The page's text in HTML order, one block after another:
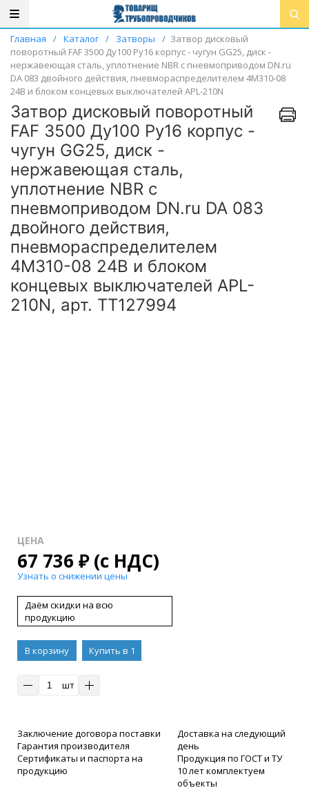
Главная / Каталог / Затворы / Затвор дисковый
поворотный FAF 3500 Ду100 Ру16 корпус - чугун GG25, диск -
нержавеющая сталь, уплотнение NBR с пневмоприводом DN.ru
DA 083 двойного действия, пневмораспределителем 4M310-08
24В и блоком концевых выключателей APL-210N
Затвор дисковый поворотный
FAF 3500 Ду100 Ру16 корпус -
чугун GG25, диск -
нержавеющая сталь,
уплотнение NBR с
пневмоприводом DN.ru DA 083
двойного действия,
пневмораспределителем
4M310-08 24В и блоком
концевых выключателей APL-
210N, арт. ТТ127994
ЦЕНА
67 736 ₽(с НДС)
Узнать о снижении цены
Даём скидки на всю
продукцию
В корзину
Купить в 1
шт
Заключение договора поставки
Гарантия производителя
Сертификаты и паспорта на
продукцию
Доставка на следующий
день
Продукция по ГОСТ и ТУ
10 лет комплектуем
объекты